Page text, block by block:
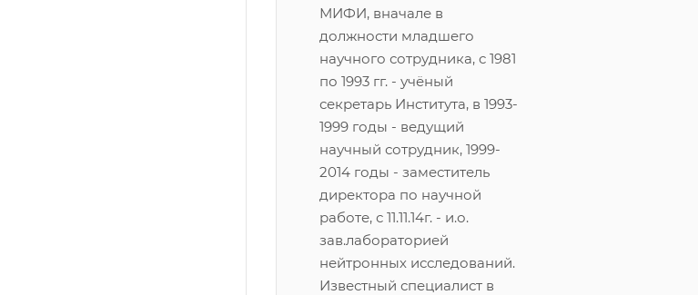
МИФИ, вначале в
должности младшего
научного сотрудника, с 1981
по 1993 гг. - учёный
секретарь Института, в 1993-
1999 годы - ведущий
научный сотрудник, 1999-
2014 годы - заместитель
директора по научной
работе, с 11.11.14г. - и.о.
зав.лабораторией
нейтронных исследований.
Известный специалист в